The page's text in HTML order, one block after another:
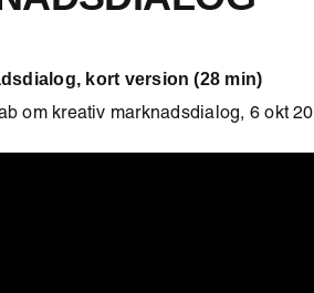
kort version (28 min)
om kreativ marknadsdialog, 6 okt